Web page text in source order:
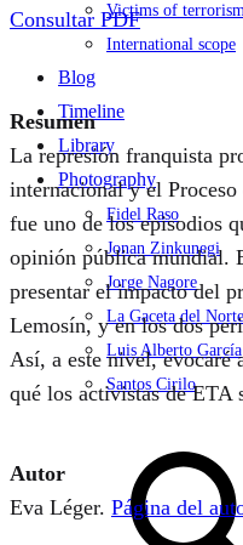
Victims of
International scope
Blog
Timeline
Library
Photography
Fidel Raso
Jonan Zinkunegi
Jorge Nagore
La Gaceta del Norte
Luis Alberto García
Santos Cirilo
Consultar PDF
Resumen
La represión franquista
internacional y el
fue uno de los episodios
opinión pública mundial.
presentar el impacto del
Lemosín, y en los dos
Así, a este nivel, evocaré
qué los activistas de ETA
Autor
Eva Léger. Página del